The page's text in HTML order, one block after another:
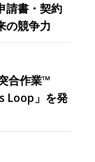
書・契約
の競争力
合作業™︎
Loop」を発